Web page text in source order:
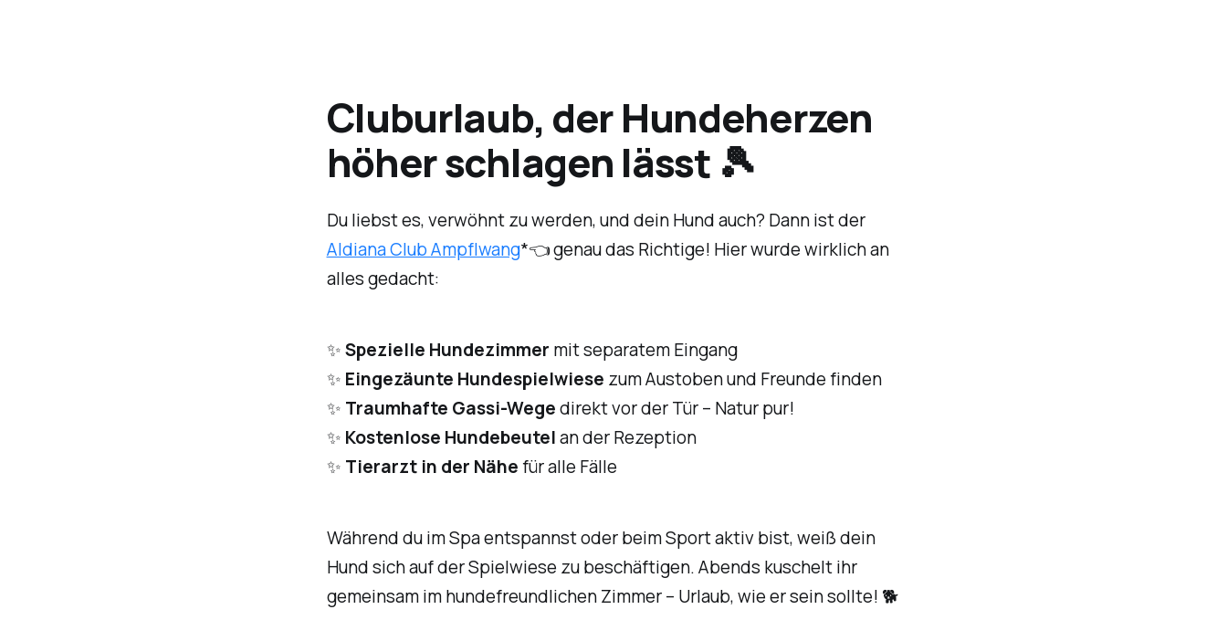
Cluburlaub, der Hundeherzen
höher schlagen lässt 🎾
Du liebst es, verwöhnt zu werden, und dein Hund auch? Dann ist der
Aldiana Club Ampflwang*👈 genau das Richtige! Hier wurde wirklich an
alles gedacht:
✨Spezielle Hundezimmer mit separatem Eingang
✨ Eingezäunte Hundespielwiese zum Austoben und Freunde finden
✨ Traumhafte Gassi-Wegedirekt vor der Tür – Natur pur!
✨ Kostenlose Hundebeutelan der Rezeption
✨ Tierarzt in der Nähefür alle Fälle
Während du im Spa entspannst oder beim Sport aktiv bist, weiß dein
Hund sich auf der Spielwiese zu beschäftigen. Abends kuschelt ihr
gemeinsam im hundefreundlichen Zimmer – Urlaub, wie er sein sollte! 🐕